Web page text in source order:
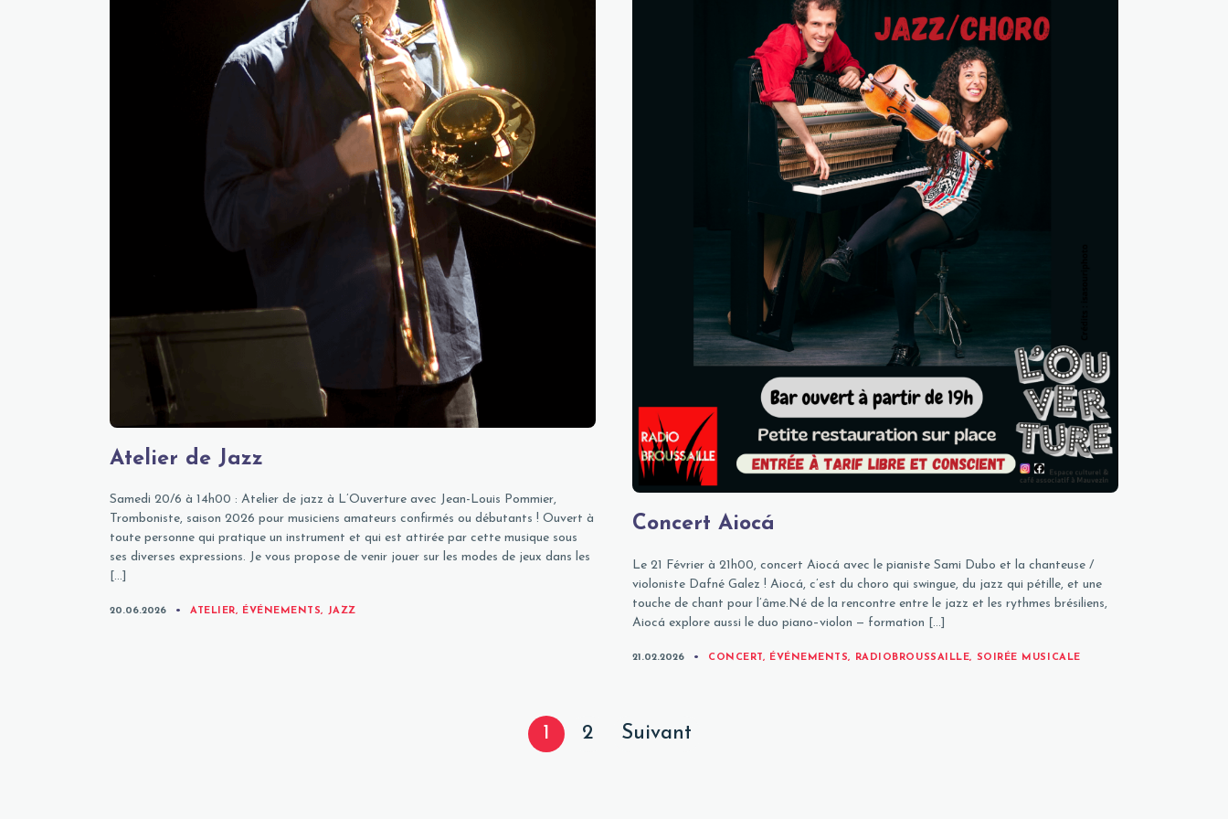
Atelier de Jazz
Samedi 20/6 à 14h00 : Atelier de jazz à L’Ouverture avec Jean-Louis Pommier,
Tromboniste, saison 2026 pour musiciens amateurs confirmés ou débutants ! Ouvert à
toute personne qui pratique un instrument et qui est attirée par cette musique sous
ses diverses expressions. Je vous propose de venir jouer sur les modes de jeux dans les
[…]
20.06.2026 CATEGORIES
ATELIER, ÉVÉNEMENTS, JAZZ
Concert Aiocá
Le 21 Février à 21h00, concert Aiocá avec le pianiste Sami Dubo et la chanteuse /
violoniste Dafné Galez ! Aiocá, c’est du choro qui swingue, du jazz qui pétille, et une
touche de chant pour l’âme.Né de la rencontre entre le jazz et les rythmes brésiliens,
Aiocá explore aussi le duo piano–violon — formation […]
21.02.2026 CATEGORIES
CONCERT, ÉVÉNEMENTS, RADIOBROUSSAILLE, SOIRÉE MUSICALE
Posts
Page
1 Page
2 SuivantPage